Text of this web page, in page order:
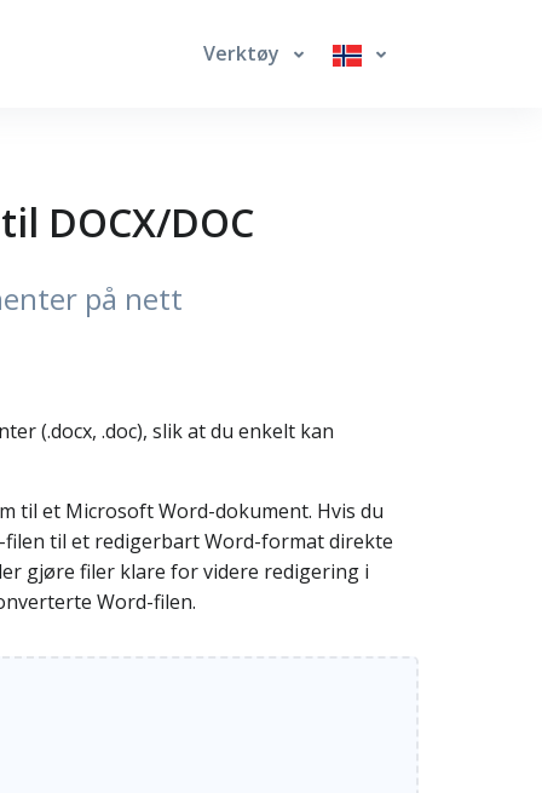
Verktøy
DOCX/DOC
på nett
(.docx, .doc), slik at du enkelt kan
til et Microsoft Word-dokument. Hvis du
filen til et redigerbart Word-format direkte
gjøre filer klare for videre redigering i
Word-filen.